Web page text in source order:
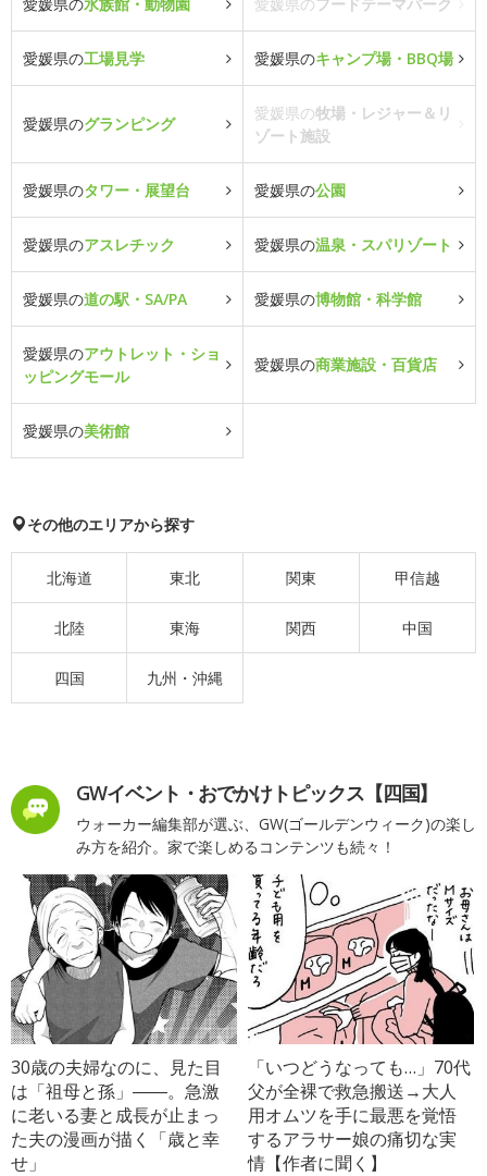
愛媛県の工場見学 愛媛県のキャンプ場・BBQ場
愛媛県のグランピング
愛媛県の牧場・レジャー＆リ
ゾート施設
愛媛県のタワー・展望台 愛媛県の公園
愛媛県のアスレチック 愛媛県の温泉・スパリゾート
愛媛県の道の駅・SA/PA 愛媛県の博物館・科学館
愛媛県のアウトレット・ショ
ッピングモール
愛媛県の商業施設・百貨店
愛媛県の美術館
その他のエリアから探す
北海道 東北 関東 甲信越
北陸 東海 関西 中国
四国 九州・沖縄
GWイベント・おでかけトピックス【四国】
ウォーカー編集部が選ぶ、GW(ゴールデンウィーク)の楽し
み方を紹介。家で楽しめるコンテンツも続々！
30歳の夫婦なのに、見た目
は「祖母と孫」――。急激
に老いる妻と成長が止まっ
た夫の漫画が描く「歳と幸
せ」
「いつどうなっても…」70代
父が全裸で救急搬送→大人
用オムツを手に最悪を覚悟
するアラサー娘の痛切な実
情【作者に聞く】